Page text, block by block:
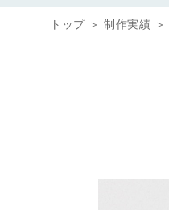
トップ 制作実績